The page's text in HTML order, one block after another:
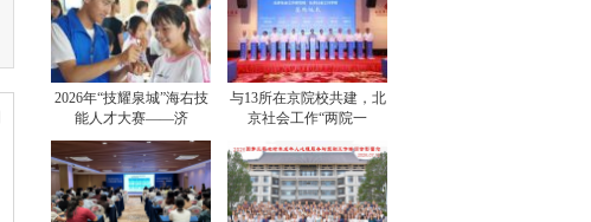
2026年“技耀泉城”海右技
能人才大赛——济
与13所在京院校共建，北
京社会工作“两院一